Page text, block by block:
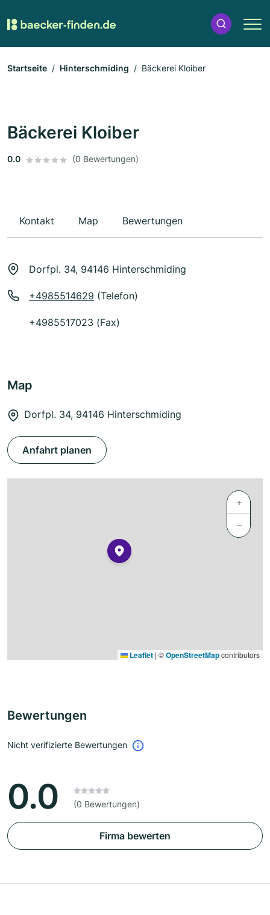
Startseite Hinterschmiding Bäckerei Kloiber
Bäckerei Kloiber
0.0 (0 Bewertungen)
Kontakt Map Bewertungen
Dorfpl. 34, 94146 Hinterschmiding
+4985514629 (Telefon)
+4985517023 (Fax)
Map
Dorfpl. 34, 94146 Hinterschmiding
Anfahrt planen
+
−
Leaflet | ©OpenStreetMapcontributors
Bewertungen
Nicht verifizierte Bewertungen
0.0 (0 Bewertungen)
Firma bewerten